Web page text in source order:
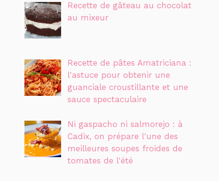
Recette de gâteau au chocolat
au mixeur
Recette de pâtes Amatriciana :
l'astuce pour obtenir une
guanciale croustillante et une
sauce spectaculaire
Ni gaspacho ni salmorejo : à
Cadix, on prépare l'une des
meilleures soupes froides de
tomates de l'été